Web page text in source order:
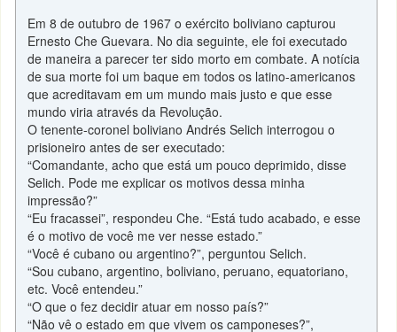
Em 8 de outubro de 1967 o exército boliviano capturou
Ernesto Che Guevara. No dia seguinte, ele foi executado
de maneira a parecer ter sido morto em combate. A notícia
de sua morte foi um baque em todos os latino-americanos
que acreditavam em um mundo mais justo e que esse
mundo viria através da Revolução.
O tenente-coronel boliviano Andrés Selich interrogou o
prisioneiro antes de ser executado:
“Comandante, acho que está um pouco deprimido, disse
Selich. Pode me explicar os motivos dessa minha
impressão?”
“Eu fracassei”, respondeu Che. “Está tudo acabado, e esse
é o motivo de você me ver nesse estado.”
“Você é cubano ou argentino?”, perguntou Selich.
“Sou cubano, argentino, boliviano, peruano, equatoriano,
etc. Você entendeu.”
“O que o fez decidir atuar em nosso país?”
“Não vê o estado em que vivem os camponeses?”,